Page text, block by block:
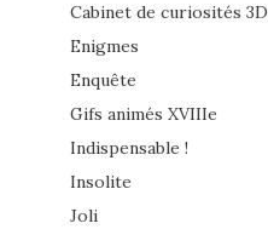
Cabinet de curiosités 3D
Enigmes
Enquête
Gifs animés XVIIIe
Indispensable !
Insolite
Joli